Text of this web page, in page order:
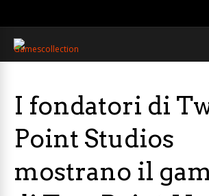
I fondatori di
Point Studios
mostrano il